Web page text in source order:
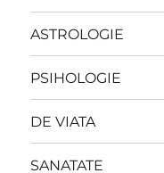
ASTROLOGIE
PSIHOLOGIE
DE VIATA
SANATATE